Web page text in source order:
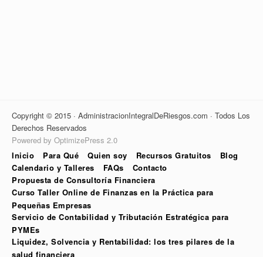
Copyright © 2015 · AdministracionIntegralDeRiesgos.com · Todos Los
Derechos Reservados
Powered by OptimizePress 2.0
Inicio
Para Qué Quien soy Recursos Gratuitos
Blog
Calendario y Talleres
FAQs
Contacto
Propuesta de Consultoría Financiera
Curso Taller Online de Finanzas en la Práctica para
Pequeñas Empresas
Servicio de Contabilidad y Tributación Estratégica para
PYMEs
Liquidez, Solvencia y Rentabilidad: los tres pilares de la
salud financiera